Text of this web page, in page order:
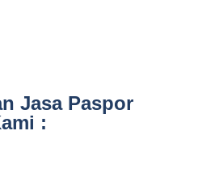
Jasa Paspor
: